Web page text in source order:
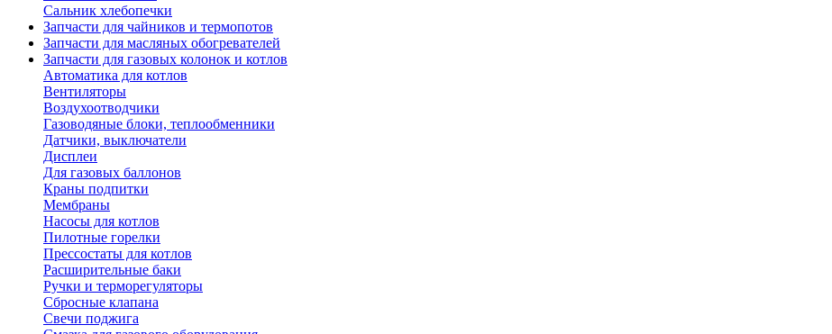
Сальник хлебопечки
Запчасти для чайников и термопотов
Запчасти для масляных обогревателей
Запчасти для газовых колонок и котлов
Автоматика для котлов
Вентиляторы
Воздухоотводчики
Газоводяные блоки, теплообменники
Датчики, выключатели
Дисплеи
Для газовых баллонов
Краны подпитки
Мембраны
Насосы для котлов
Пилотные горелки
Прессостаты для котлов
Расширительные баки
Ручки и терморегуляторы
Сбросные клапана
Свечи поджига